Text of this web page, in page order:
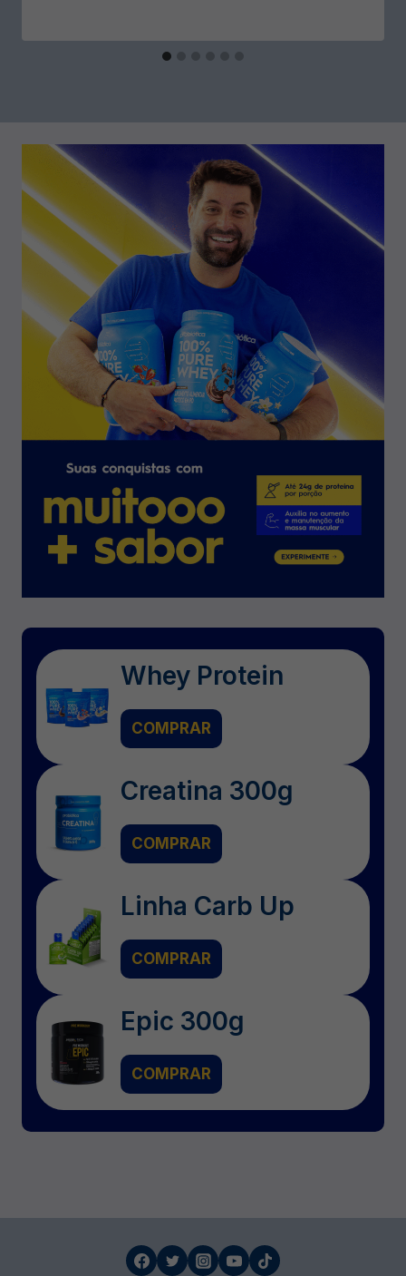
Whey Protein
COMPRAR
Creatina 300g
COMPRAR
Linha Carb Up
COMPRAR
Epic 300g
COMPRAR